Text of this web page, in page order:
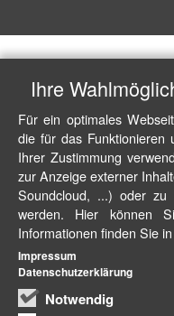
Ihre
Für ein optimales
die für das Funktionieren
Ihrer Zustimmung
zur Anzeige externer
Soundcloud, ...) oder zu
werden. Hier können
Informationen finden Sie
Notwendig
Impressum
Datenschutzerklärung